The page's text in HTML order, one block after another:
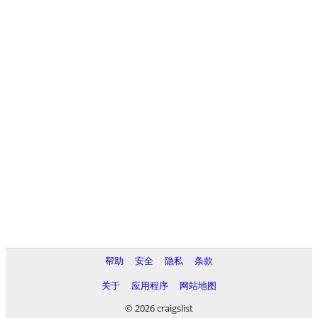
帮助 安全 隐私
条款
关于
应用程序
网站地图
© 2026 craigslist